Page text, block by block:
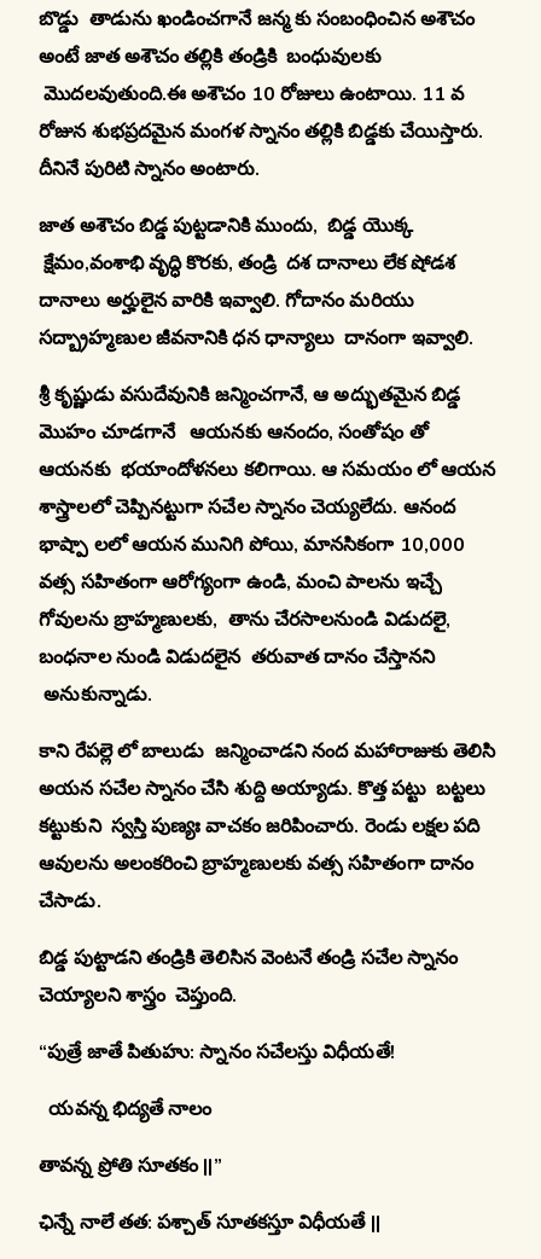
బొడ్డు తాడును ఖండించగానే జన్మ కు సంబంధించిన అశౌచం
అంటే జాత అశౌచం తల్లికి తండ్రికి బంధువులకు
మొదలవుతుంది.ఈ అశౌచం 10 రోజులు ఉంటాయి. 11 వ
రోజున శుభప్రదమైన మంగళ స్నానం తల్లికి బిడ్డకు చేయిస్తారు.
దీనినే పురిటి స్నానం అంటారు.
జాత అశౌచం బిడ్డ పుట్టడానికి ముందు, బిడ్డ యొక్క
క్షేమం,వంశాభి వృద్ధి కొరకు, తండ్రి దశ దానాలు లేక షోడశ
దానాలు అర్హులైన వారికి ఇవ్వాలి. గోదానం మరియు
సద్బ్రాహ్మణుల జీవనానికి ధన ధాన్యాలు దానంగా ఇవ్వాలి.
శ్రీ కృష్ణుడు వసుదేవునికి జన్మించగానే, ఆ అద్భుతమైన బిడ్డ
మొహం చూడగానే ఆయనకు ఆనందం, సంతోషం తో
ఆయనకు భయాందోళనలు కలిగాయి. ఆ సమయం లో ఆయన
శాస్త్రాలలో చెప్పినట్టుగా సచేల స్నానం చెయ్యలేదు. ఆనంద
భాష్పా లలో ఆయన మునిగి పోయి, మానసికంగా 10,000
వత్స సహితంగా ఆరోగ్యంగా ఉండి, మంచి పాలను ఇచ్చే
గోవులను బ్రాహ్మణులకు, తాను చేరసాలనుండి విడుదలై,
బంధనాల నుండి విడుదలైన తరువాత దానం చేస్తానని
అనుకున్నాడు.
కాని రేపల్లె లో బాలుడు జన్మించాడని నంద మహారాజుకు తెలిసి
అయన సచేల స్నానం చేసి శుద్ది అయ్యాడు. కొత్త పట్టు బట్టలు
కట్టుకుని స్వస్తి పుణ్యః వాచకం జరిపించారు. రెండు లక్షల పది
ఆవులను అలంకరించి బ్రాహ్మణులకు వత్స సహితంగా దానం
చేసాడు.
బిడ్డ పుట్టాడని తండ్రికి తెలిసిన వెంటనే తండ్రి సచేల స్నానం
చెయ్యాలని శాస్త్రం చెప్తుంది.
“పుత్రే జాతే పితుహు: స్నానం సచేలస్తు విధీయతే!
యవన్న భిద్యతే నాలం
తావన్న ప్రోతి సూతకం ||”
ఛిన్నే నాలే తత: పశ్చాత్ సూతకస్తూ విధీయతే ||